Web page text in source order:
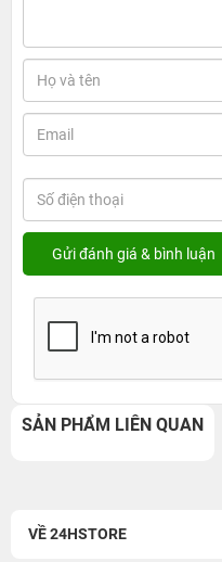
SẢN PHẨM LIÊN QUAN
VỀ 24HSTORE